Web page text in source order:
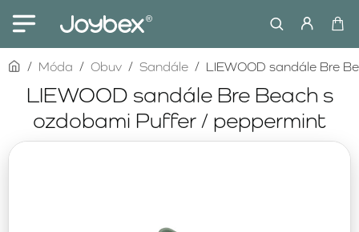
LIEWOOD sandále Bre Beach s
ozdobami Puffer / peppermint
homeMóda Obuv Sandále LIEWOOD sandále Bre